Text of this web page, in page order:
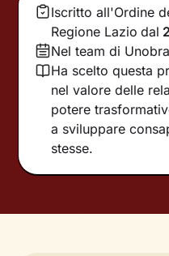
Iscritto all'Ordine
Regione Lazio dal
Nel team di
Ha scelto questa
nel valore delle
potere
a sviluppare
stesse.